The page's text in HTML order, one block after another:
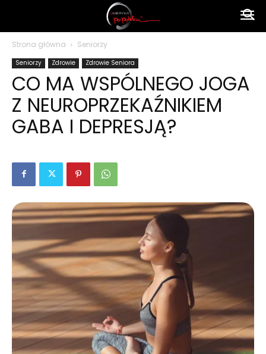
polsku
Strona główna Seniorzy
Seniorzy Zdrowie Zdrowie Seniora
CO MA WSPÓLNEGO JOGA
Z NEUROPRZEKAŹNIKIEM
GABA I DEPRESJĄ?